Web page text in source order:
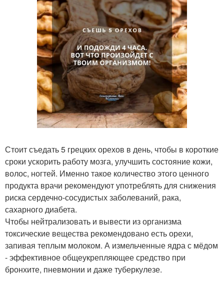
Стоит съедать 5 грецких орехов в день, чтобы в короткие
сроки ускорить работу мозга, улучшить состояние кожи,
волос, ногтей. Именно такое количество этого ценного
продукта врачи рекомендуют употреблять для снижения
риска сердечно-сосудистых заболеваний, рака,
сахарного диабета.
Чтобы нейтрализовать и вывести из организма
токсические вещества рекомендовано есть орехи,
запивая теплым молоком. А измельченные ядра с мёдом
- эффективное общеукрепляющее средство при
бронхите, пневмонии и даже туберкулезе.